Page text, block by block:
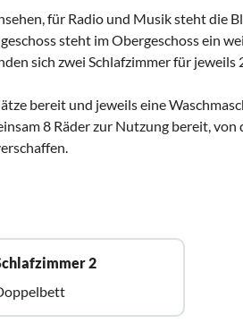
für Radio und Musik steht die
steht im Obergeschoss ein
sich zwei Schlafzimmer für
bereit und jeweils eine
8 Räder zur Nutzung bereit, von
2